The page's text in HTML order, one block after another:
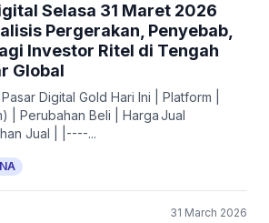
Selasa 31 Maret 2026
Pergerakan, Penyebab,
Investor Ritel di Tengah
Global
Digital Gold Hari Ini | Platform |
| Perubahan Beli | Harga Jual
Jual | |----...
31 March 2026